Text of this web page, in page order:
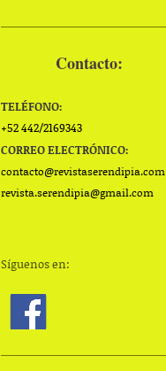
Contacto:
TELÉFONO:
+52 442/2169343
CORREO ELECTRÓNICO:
contacto@revistaserendipia.com
revista.serendipia@gmail.com
Síguenos en: